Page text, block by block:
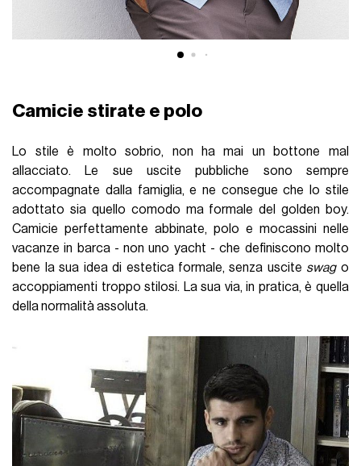
Camicie stirate e polo
Lo stile è molto sobrio, non ha mai un bottone mal
allacciato. Le sue uscite pubbliche sono sempre
accompagnate dalla famiglia, e ne consegue che lo stile
adottato sia quello comodo ma formale del golden boy.
Camicie perfettamente abbinate, polo e mocassini nelle
vacanze in barca - non uno yacht - che definiscono molto
bene la sua idea di estetica formale, senza uscite swago
accoppiamenti troppo stilosi. La sua via, in pratica, è quella
della normalità assoluta.